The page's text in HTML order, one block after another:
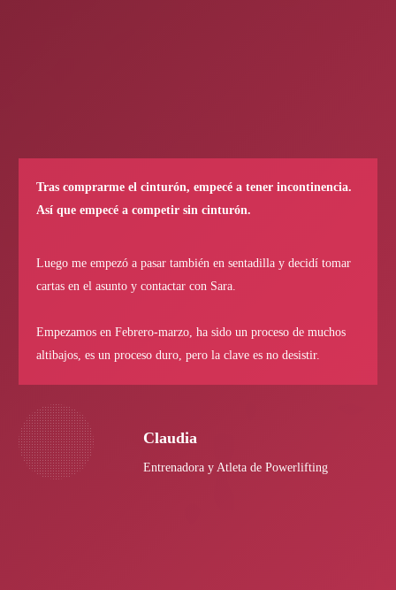
Tras comprarme el cinturón, empecé a tener incontinencia.
Así que empecé a competir sin cinturón.
Luego me empezó a pasar también en sentadilla y decidí tomar
cartas en el asunto y contactar con Sara.
Empezamos en Febrero-marzo, ha sido un proceso de muchos
altibajos, es un proceso duro, pero la clave es no desistir.
Claudia
Entrenadora y Atleta de Powerlifting